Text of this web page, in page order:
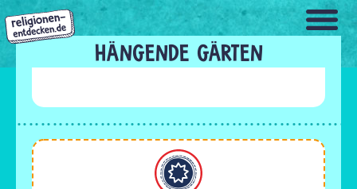
Direkt
zum
Inhalt
HÄNGENDE GÄRTEN
Bahaitum